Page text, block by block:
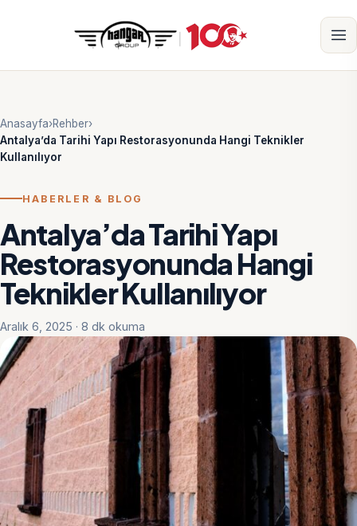
Anasayfa›Rehber›
Antalya’da Tarihi Yapı Restorasyonunda Hangi Teknikler
Kullanılıyor
HABERLER & BLOG
Antalya’da Tarihi Yapı
Restorasyonunda Hangi
Teknikler Kullanılıyor
Aralık 6, 2025 · 8 dk okuma